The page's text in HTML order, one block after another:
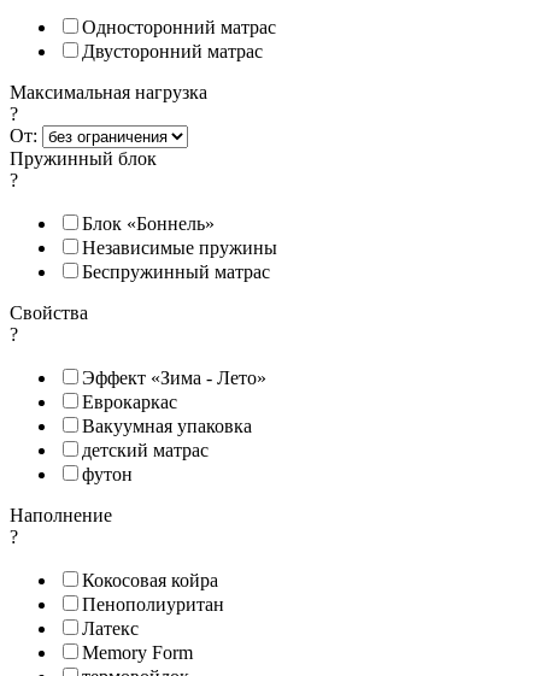
Односторонний матрас
Двусторонний матрас
Максимальная нагрузка
?
От:
Пружинный блок
?
Блок «Боннель»
Независимые пружины
Беспружинный матрас
Свойства
?
Эффект «Зима - Лето»
Еврокаркас
Вакуумная упаковка
детский матрас
футон
Наполнение
?
Кокосовая койра
Пенополиуритан
Латекс
Memory Form